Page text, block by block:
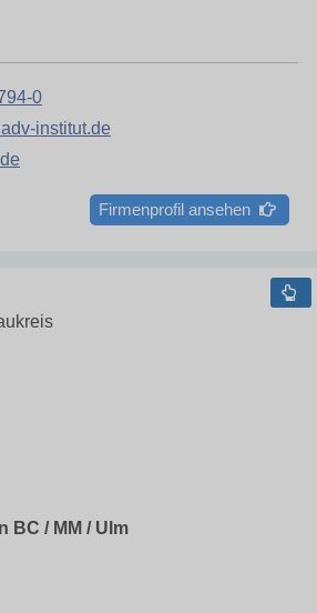
0
institut.de
Firmenprofil ansehen
BC / MM / Ulm